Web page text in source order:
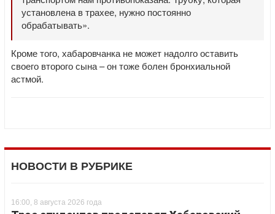
установлена в трахее, нужно постоянно
обрабатывать».
Кроме того, хабаровчанка не может надолго оставить
своего второго сына – он тоже болен бронхиальной
астмой.
НОВОСТИ В РУБРИКЕ
16:00, 8 августа 2026 года